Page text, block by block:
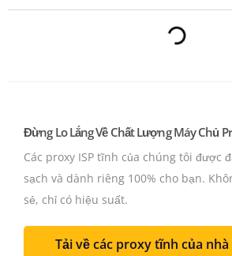
Đừng Lo Lắng Về Chất Lượng Máy Chủ
Các proxy ISP tĩnh của chúng tôi được
sạch và dành riêng 100% cho bạn.
sẻ, chỉ có hiệu suất.
Tải về các proxy tĩnh của